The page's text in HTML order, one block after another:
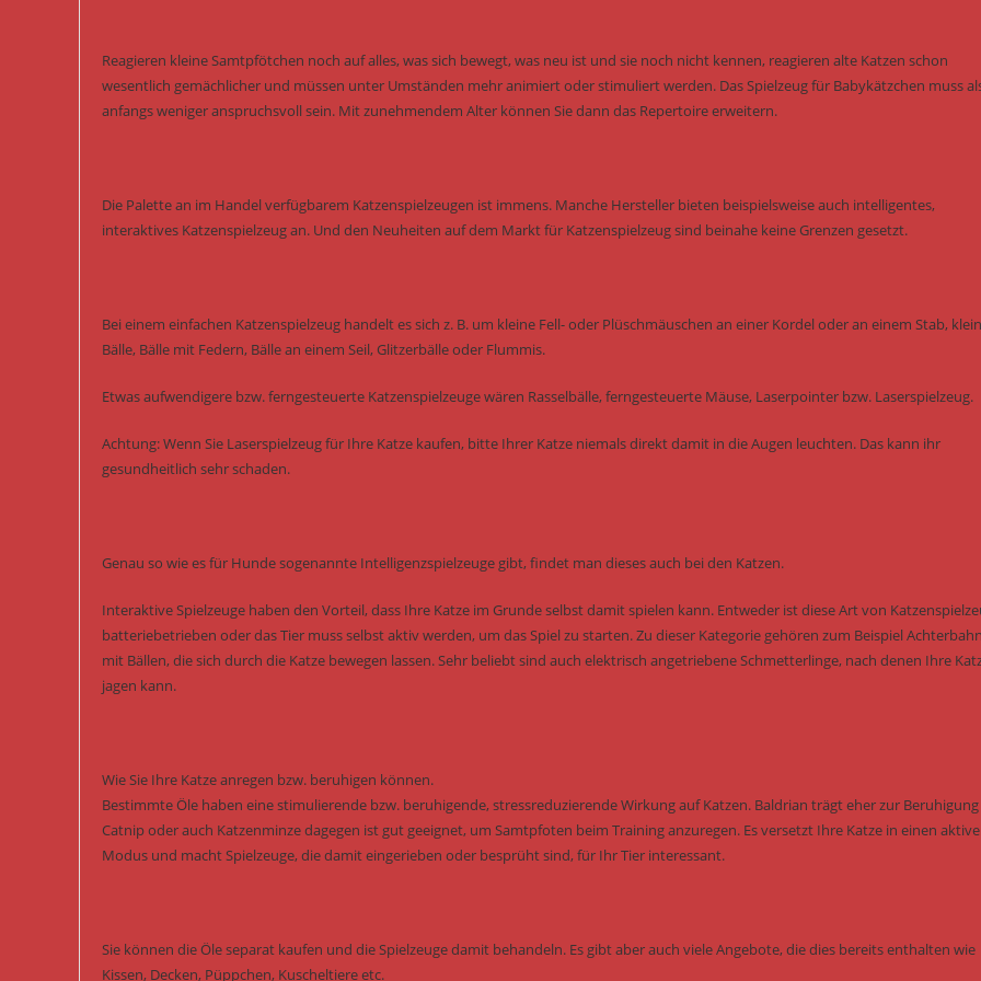
Reagieren kleine Samtpfötchen noch auf alles, was sich bewegt, was neu ist und sie noch nicht kennen, reagieren alte Katzen schon
wesentlich gemächlicher und müssen unter Umständen mehr animiert oder stimuliert werden. Das Spielzeug für Babykätzchen muss
anfangs weniger anspruchsvoll sein. Mit zunehmendem Alter können Sie dann das Repertoire erweitern.
Die Palette an im Handel verfügbarem Katzenspielzeugen ist immens. Manche Hersteller bieten beispielsweise auch intelligentes,
interaktives Katzenspielzeug an. Und den Neuheiten auf dem Markt für Katzenspielzeug sind beinahe keine Grenzen gesetzt.
Bei einem einfachen Katzenspielzeug handelt es sich z. B. um kleine Fell- oder Plüschmäuschen an einer Kordel oder an einem Stab,
Bälle, Bälle mit Federn, Bälle an einem Seil, Glitzerbälle oder Flummis.
Etwas aufwendigere bzw. ferngesteuerte Katzenspielzeuge wären Rasselbälle, ferngesteuerte Mäuse, Laserpointer bzw. Laserspielzeug.
Achtung: Wenn Sie Laserspielzeug für Ihre Katze kaufen, bitte Ihrer Katze niemals direkt damit in die Augen leuchten. Das kann ihr
gesundheitlich sehr schaden.
Genau so wie es für Hunde sogenannte Intelligenzspielzeuge gibt, findet man dieses auch bei den Katzen.
Interaktive Spielzeuge haben den Vorteil, dass Ihre Katze im Grunde selbst damit spielen kann. Entweder ist diese Art von
batteriebetrieben oder das Tier muss selbst aktiv werden, um das Spiel zu starten. Zu dieser Kategorie gehören zum Beispiel
mit Bällen, die sich durch die Katze bewegen lassen. Sehr beliebt sind auch elektrisch angetriebene Schmetterlinge, nach denen Ihre
jagen kann.
Wie Sie Ihre Katze anregen bzw. beruhigen können.
Bestimmte Öle haben eine stimulierende bzw. beruhigende, stressreduzierende Wirkung auf Katzen. Baldrian trägt eher zur
Catnip oder auch Katzenminze dagegen ist gut geeignet, um Samtpfoten beim Training anzuregen. Es versetzt Ihre Katze in einen
Modus und macht Spielzeuge, die damit eingerieben oder besprüht sind, für Ihr Tier interessant.
Sie können die Öle separat kaufen und die Spielzeuge damit behandeln. Es gibt aber auch viele Angebote, die dies bereits enthalten wie
Kissen, Decken, Püppchen, Kuscheltiere etc.